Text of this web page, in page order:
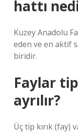
hattı
Kuzey Anadolu
eden ve en aktif
biridir.
Faylar
ayrılır?
Üç tip kırık (fay)